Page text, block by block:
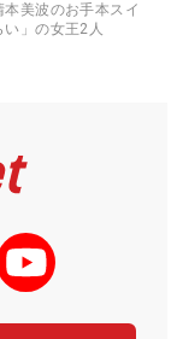
美波のお手本スイ
」の女王2人